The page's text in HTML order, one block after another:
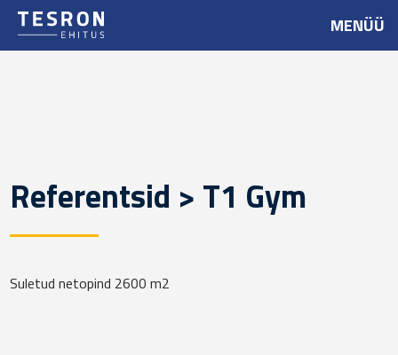
MENÜÜ
Referentsid > T1 Gym
Suletud netopind 2600 m2